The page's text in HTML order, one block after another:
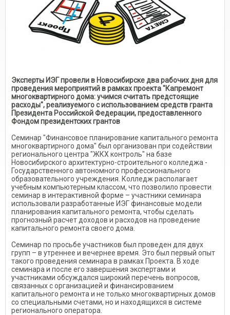
Эксперты ИЭГ провели в Новосибирске два рабочих дня для
проведения мероприятий в рамках проекта "Капремонт
многоквартирного дома: учимся считать предстоящие
расходы", реализуемого с использованием средств гранта
Президента Российской Федерации, предоставленного
Фондом президентских грантов
Семинар "Финансовое планирование капитального ремонта
многоквартирного дома" был организован при содействии
регионального центра "ЖКХ контроль" на базе
Новосибирского архитектурно-строительного колледжа -
Государственного автономного профессионального
образовательного учреждения. Колледж располагает
учебным компьютерным классом, что позволило провести
семинар в интерактивной форме – участники семинара
использовали разработанные ИЭГ финансовые модели
планирования капитального ремонта, чтобы сделать
прогнозный расчет доходов и расходов на проведение
капитального ремонта своего дома.
Семинар по просьбе участников был проведен для двух
групп – в утреннее и вечернее время. Это был первый опыт
такого проведения семинара в рамках Проекта. В ходе
семинара и после его завершения экспертами и
участниками обсуждался широкий перечень вопросов,
связанных с организацией и финансированием
капитального ремонта и не только многоквартирных домов
со специальными счетами, но и находящихся в системе
регионального оператора.